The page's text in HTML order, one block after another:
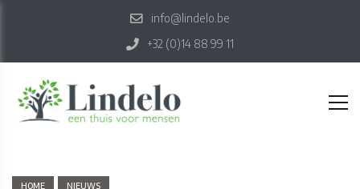
info@lindelo.be
+32 (0)14 88 99 11
HOME NIEUWS